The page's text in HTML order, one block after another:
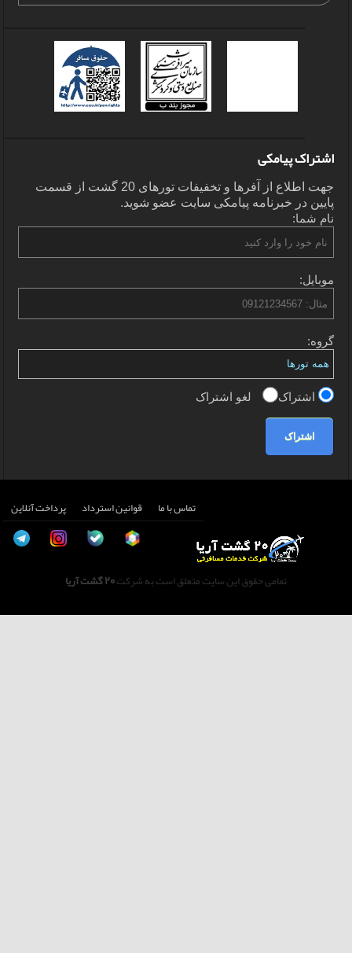
اشتراک پیامکی
جهت اطلاع از آفرها و تخفیفات تورهای 20 گشت از قسمت
پایین در خبرنامه پیامکی سایت عضو شوید.
نام شما:
موبایل:
گروه:
اشتراک لغو اشتراک
اشتراک
تماس با ما قوانین استرداد پرداخت آنلاین
تمامی حقوق این سایت متعلق است به شرکت20 گشت آریا